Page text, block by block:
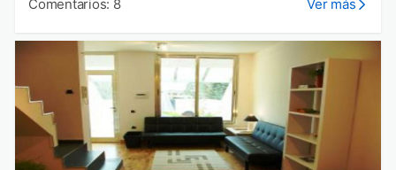
Comentarios: 8
Ver más